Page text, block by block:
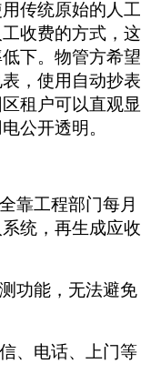
传统原始的人工
收费的方式，这
下。物管方希望
，使用自动抄表
租户可以直观显
公开透明 。
靠工程部门每月
统，再生成应收
功能，无法避免
、电话、上门等